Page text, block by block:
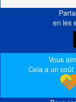
en les
Vous
Cela a un